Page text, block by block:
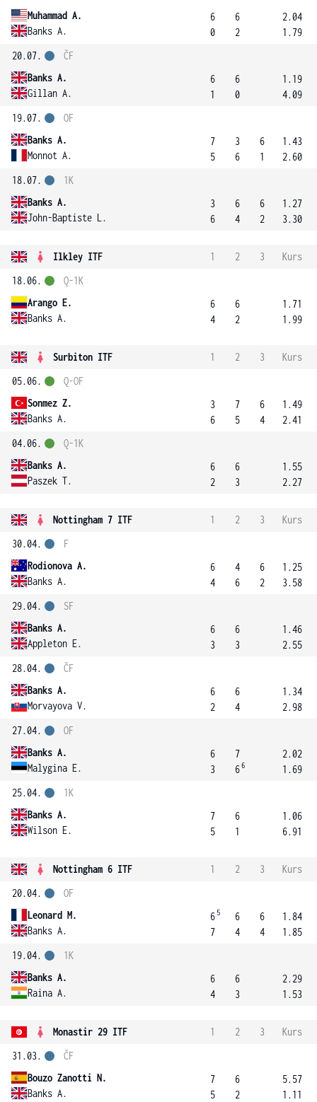
Muhammad A.
Banks A.
6
0
6
2
2.04
1.79
20.07.
Banks A.
Gillan A.
ČF
6
1
6
0
1.19
4.09
19.07.
Banks A.
Monnot A.
OF
7
5
3
6
6
1
1.43
2.60
18.07.
Banks A.
John-Baptiste L.
1K
3
6
6
4
6
2
1.27
3.30
Ilkley ITF 1 2 3
Kurs
18.06.
Arango E.
Banks A.
Q-1K
6
4
6
2
1.71
1.99
Surbiton ITF 1 2 3
Kurs
05.06.
Sonmez Z.
Banks A.
Q-OF
3
6
7
5
6
4
1.49
2.41
04.06.
Banks A.
Paszek T.
Q-1K
6
2
6
3
1.55
2.27
Nottingham 7 ITF 1 2 3
Kurs
30.04.
Rodionova A.
Banks A.
F
6
4
4
6
6
2
1.25
3.58
29.04.
Banks A.
Appleton E.
SF
6
3
6
3
1.46
2.55
28.04.
Banks A.
Morvayova V.
ČF
6
2
6
4
1.34
2.98
27.04.
Banks A.
Malygina E.
OF
6
3
7
66
2.02
1.69
25.04.
Banks A.
Wilson E.
1K
7
5
6
1
1.06
6.91
Nottingham 6 ITF 1 2 3
Kurs
20.04.
Leonard M.
Banks A.
OF
6 5
7
6
4
6
4
1.84
1.85
19.04.
Banks A.
Raina A.
1K
6
4
6
3
2.29
1.53
Monastir 29 ITF 1 2 3
Kurs
31.03.
Bouzo Zanotti N.
Banks A.
ČF
7
5
6
2
5.57
1.11